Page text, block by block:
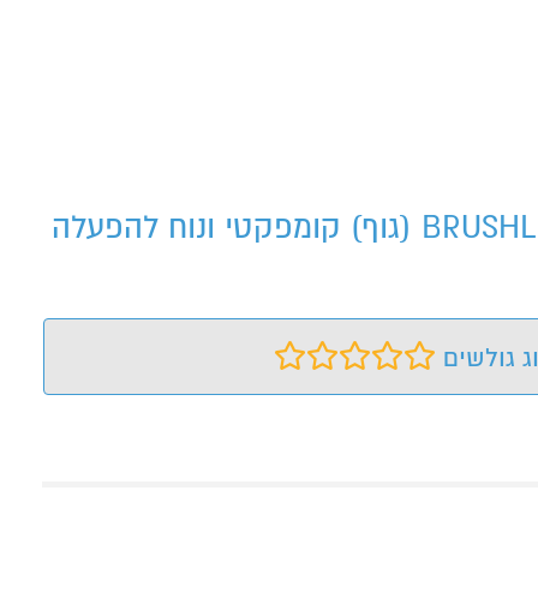
מפתח ברגים "1/2 BRUSHLESS (גוף) קומפקטי ונוח להפעלהמפתח ברגים "1/2 BRUSHLESS (גוף) קומפקטי ונוח להפעלה
גולשים